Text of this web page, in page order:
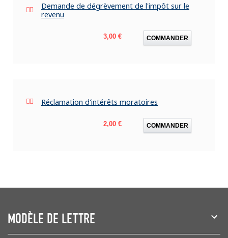
Demande de dégrèvement de l'impôt sur le
revenu
Prix
3,00 € COMMANDER
Réclamation d'intérêts moratoires
Prix
2,00 € COMMANDER
MODÈLE DE LETTRE